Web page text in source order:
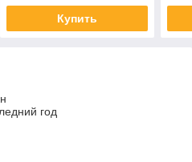
Купить
год